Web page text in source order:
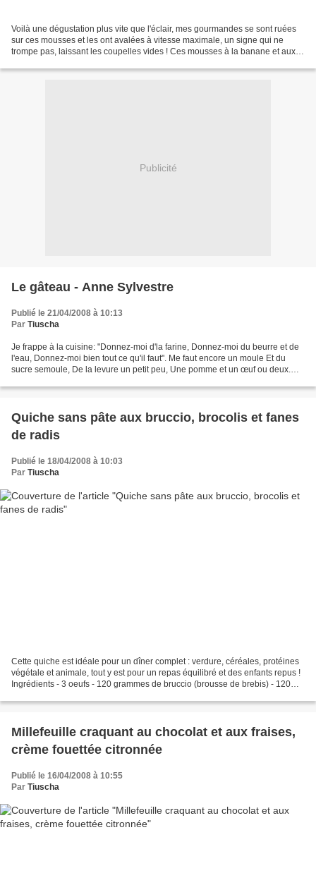
Voilà une dégustation plus vite que l'éclair, mes gourmandes se sont ruées
sur ces mousses et les ont avalées à vitesse maximale, un signe qui ne
trompe pas, laissant les coupelles vides ! Ces mousses à la banane et aux
Publicité
Le gâteau - Anne Sylvestre
Publié le 21/04/2008 à 10:13
Par Tiuscha
Je frappe à la cuisine: "Donnez-moi d'la farine, Donnez-moi du beurre et de
l'eau, Donnez-moi bien tout ce qu'il faut". Me faut encore un moule Et du
sucre semoule, De la levure un petit peu, Une pomme et un œuf ou deux.
Quiche sans pâte aux bruccio, brocolis et fanes
de radis
Publié le 18/04/2008 à 10:03
Par Tiuscha
Cette quiche est idéale pour un dîner complet : verdure, céréales, protéines
végétale et animale, tout y est pour un repas équilibré et des enfants repus !
Ingrédients - 3 oeufs - 120 grammes de bruccio (brousse de brebis) - 120
Millefeuille craquant au chocolat et aux fraises,
crème fouettée citronnée
Publié le 16/04/2008 à 10:55
Par Tiuscha